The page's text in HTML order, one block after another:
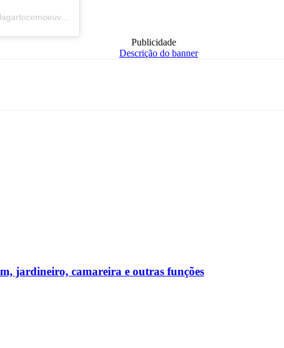
Um post compartilhado por Lagarto Como eu Vejo | Oficial (@lagartocomoeuvejo)
Publicidade
jardineiro, camareira e outras funções